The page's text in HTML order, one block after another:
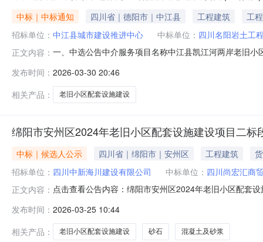
中标｜中标通知 四川省｜德阳市｜中江县 工程建筑
工程
招标单位： 中江县城市建设推进中心 中标单位： 四川名阳岩土工
正文内容： 一、中选公告中介服务项目名称中江县凯江河两岸老旧
布起三日内与项目委托单位联系人接洽，并做好签订中
有效性、完整性由信
发布时间： 2026-03-30 20:46
相关产品：
老旧小区配套设施建设
绵阳市安州区2024年老旧小区配套设施建设项目二标
中标｜候选人公示 四川省｜绵阳市｜安州区 工程建筑
招标单位： 四川中新海川建设有限公司 中标单位： 四川尚宏汇商
正文内容： 点击查看公告内容：绵阳市安州区2024年老旧小区配套
发布时间： 2026-03-25 10:44
相关产品：
老旧小区配套设施建设 砂石 混凝土及砂浆